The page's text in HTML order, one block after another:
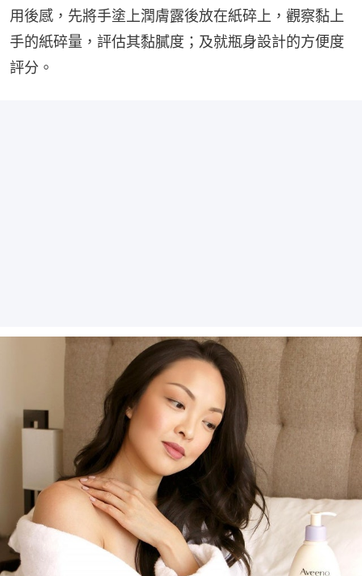
用後感，先將手塗上潤膚露後放在紙碎上，觀察黏上
手的紙碎量，評估其黏膩度；及就瓶身設計的方便度
評分。